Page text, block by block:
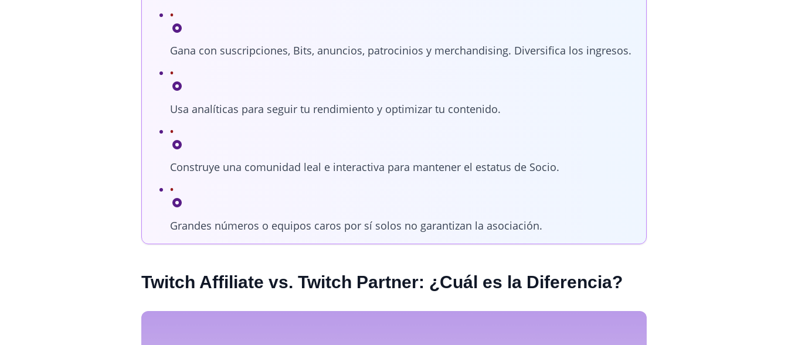
Gana con suscripciones, Bits, anuncios, patrocinios y merchandising. Diversifica los ingresos.
Usa analíticas para seguir tu rendimiento y optimizar tu contenido.
Construye una comunidad leal e interactiva para mantener el estatus de Socio.
Grandes números o equipos caros por sí solos no garantizan la asociación.
Twitch Affiliate vs. Twitch Partner: ¿Cuál es la Diferencia?